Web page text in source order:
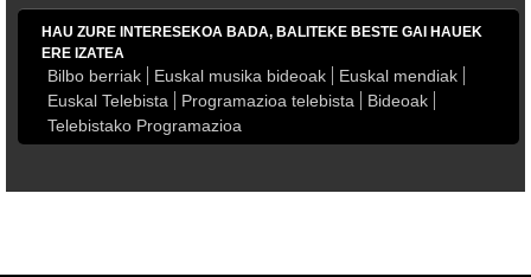
HAU ZURE INTERESEKOA BADA, BALITEKE BESTE GAI HAUEK
ERE IZATEA
Bilbo berriak Euskal musika bideoak
Euskal mendiak
Euskal Telebista
Programazioa telebista
Bideoak
Telebistako Programazioa